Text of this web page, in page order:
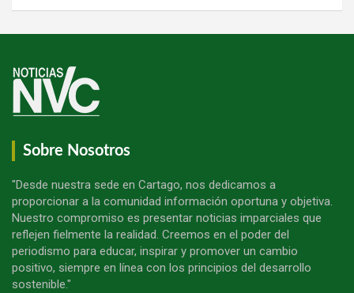
Sobre Nosotros
"Desde nuestra sede en Cartago, nos dedicamos a
proporcionar a la comunidad información oportuna y objetiva.
Nuestro compromiso es presentar noticias imparciales que
reflejen fielmente la realidad. Creemos en el poder del
periodismo para educar, inspirar y promover un cambio
positivo, siempre en línea con los principios del desarrollo
sostenible."